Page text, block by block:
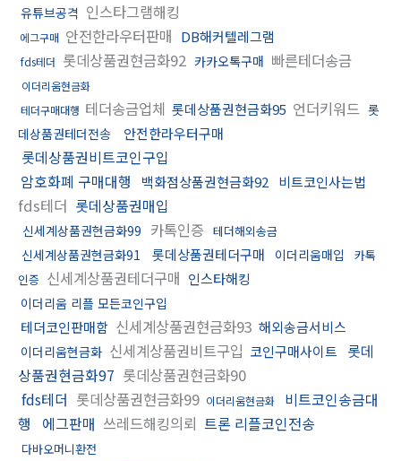
유튜브공격 인스타그램해킹
에그구매 안전한라우터판매 DB해커텔레그램
fds테더 롯데상품권현금화92 카카오톡구매 빠른테더송금
이더리움현금화
테더구매대행 테더송금업체 롯데상품권현금화95 언더키워드 롯
데상품권테더전송
안전한라우터구매
롯데상품권비트코인구입
암호화폐 구매대행
백화점상품권현금화92 비트코인사는법
fds테더 롯데상품권매입
신세계상품권현금화99 카톡인증 테더해외송금
신세계상품권현금화91 롯데상품권테더구매 이더리움매입
카톡
인증 신세계상품권테더구매 인스타해킹
이더리움 리플 모든코인구입
테더코인판매함 신세계상품권현금화93 해외송금서비스
이더리움현금화 신세계상품권비트구입 코인구매사이트
롯데
상품권현금화97 롯데상품권현금화90
fds테더 롯데상품권현금화99 이더리움현금화
비트코인송금대
행
에그판매 쓰레드해킹의뢰 트론 리플코인전송
다바오머니환전